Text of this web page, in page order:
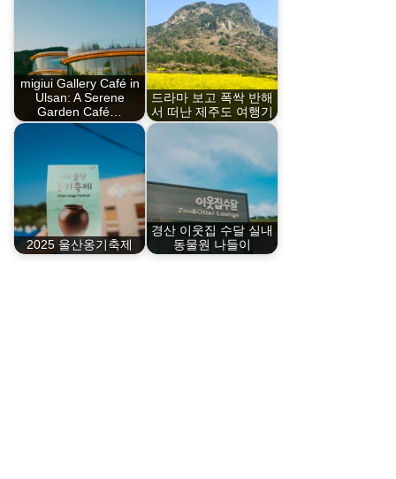
migiui Gallery Café in
Ulsan: A Serene
Garden Café…
드라마 보고 폭싹 반해
서 떠난 제주도 여행기
2025 울산옹기축제
경산 이웃집 수달 실내
동물원 나들이